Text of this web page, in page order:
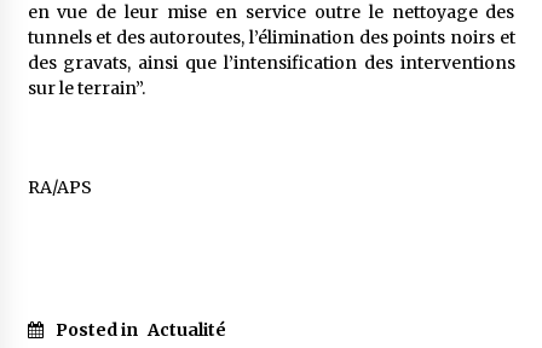
en vue de leur mise en service outre le nettoyage des
tunnels et des autoroutes, l’élimination des points noirs et
des gravats, ainsi que l’intensification des interventions
sur le terrain”.
RA/APS
Posted in Actualité